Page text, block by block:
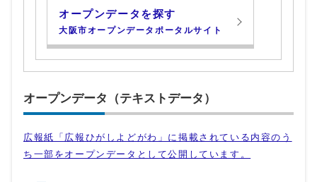
オープンデータを探す
大阪市オープンデータポータルサイト
オープンデータ（テキストデータ）
広報紙「広報ひがしよどがわ」に掲載されている内容のう
ち一部をオープンデータとして公開しています。